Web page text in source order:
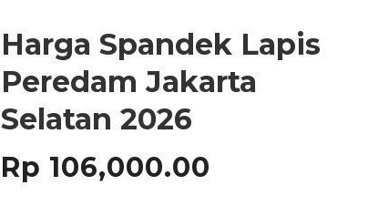
Harga Spandek Lapis
Peredam Jakarta
Selatan 2026
Rp 106,000.00